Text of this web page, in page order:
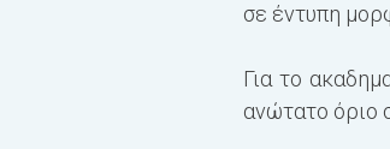
σε έντυπη
Για το
ανώτατο όριο